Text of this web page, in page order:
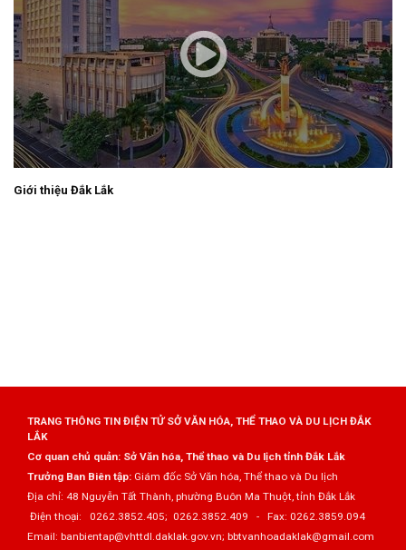
Giới thiệu Đắk Lắk
TRANG THÔNG TIN ĐIỆN TỬ SỞ VĂN HÓA, THỂ THAO VÀ DU LỊCH ĐẮK
LẮK
Cơ quan chủ quản: Sở Văn hóa, Thể thao và Du lịch tỉnh Đắk Lắk
Trưởng Ban Biên tập: Giám đốc Sở Văn hóa, Thể thao và Du lịch
Địa chỉ: 48 Nguyễn Tất Thành, phường Buôn Ma Thuột, tỉnh Đắk Lắk
Điện thoại: 0262.3852.405; 0262.3852.409 - Fax: 0262.3859.094
Email: banbientap@vhttdl.daklak.gov.vn; bbtvanhoadaklak@gmail.com